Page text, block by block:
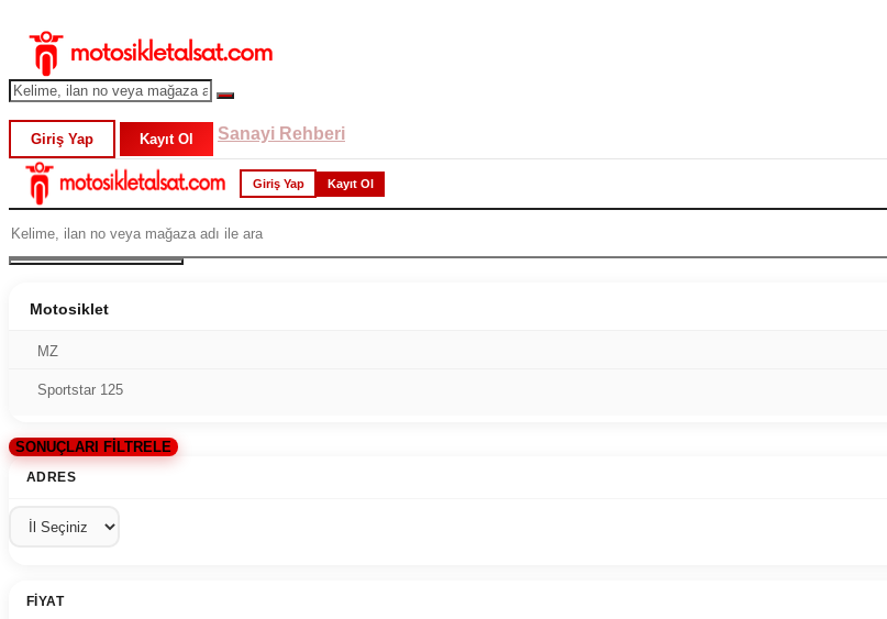
Giriş Yap Kayıt Ol Sanayi Rehberi
Giriş Yap Kayıt Ol
Motosiklet
MZ
Sportstar 125
SONUÇLARI FİLTRELE
ADRES
FIYAT